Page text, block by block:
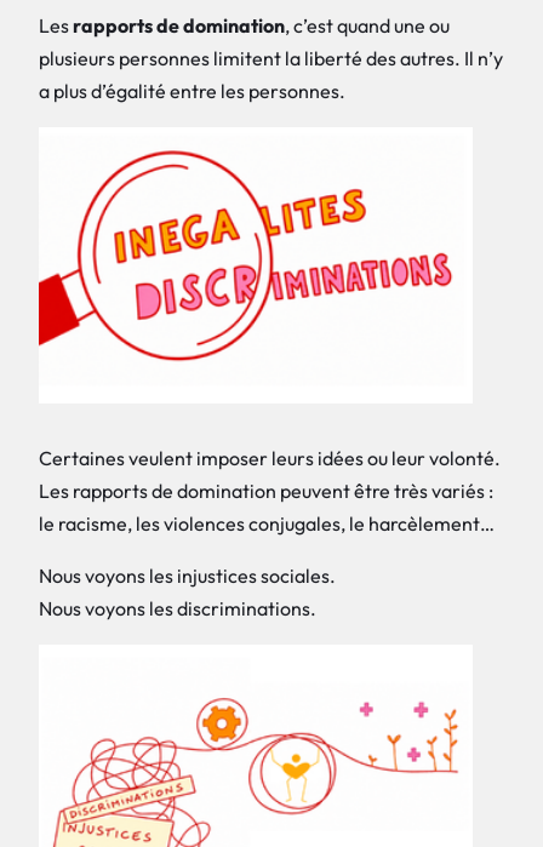
Lesrapports de domination, c’est quand une ou
plusieurs personnes limitent la liberté des autres. Il n’y
a plus d’égalité entre les personnes.
Certaines veulent imposer leurs idées ou leur volonté.
Les rapports de domination peuvent être très variés :
le racisme, les violences conjugales, le harcèlement…
Nous voyons les injustices sociales.
Nous voyons les discriminations.